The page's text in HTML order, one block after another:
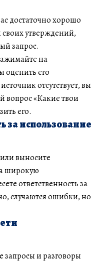
достаточно хорошо
своих утверждений,
запрос.
на
оценить его
отсутствует, вы
вопрос «Какие твои
его.
за использование
выносите
широкую
ответственность за
случаются ошибки, но
и разговоры